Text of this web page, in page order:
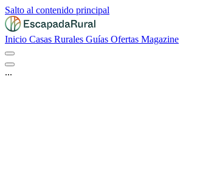
Salto al contenido principal
Inicio Casas Rurales Guías Ofertas Magazine
...